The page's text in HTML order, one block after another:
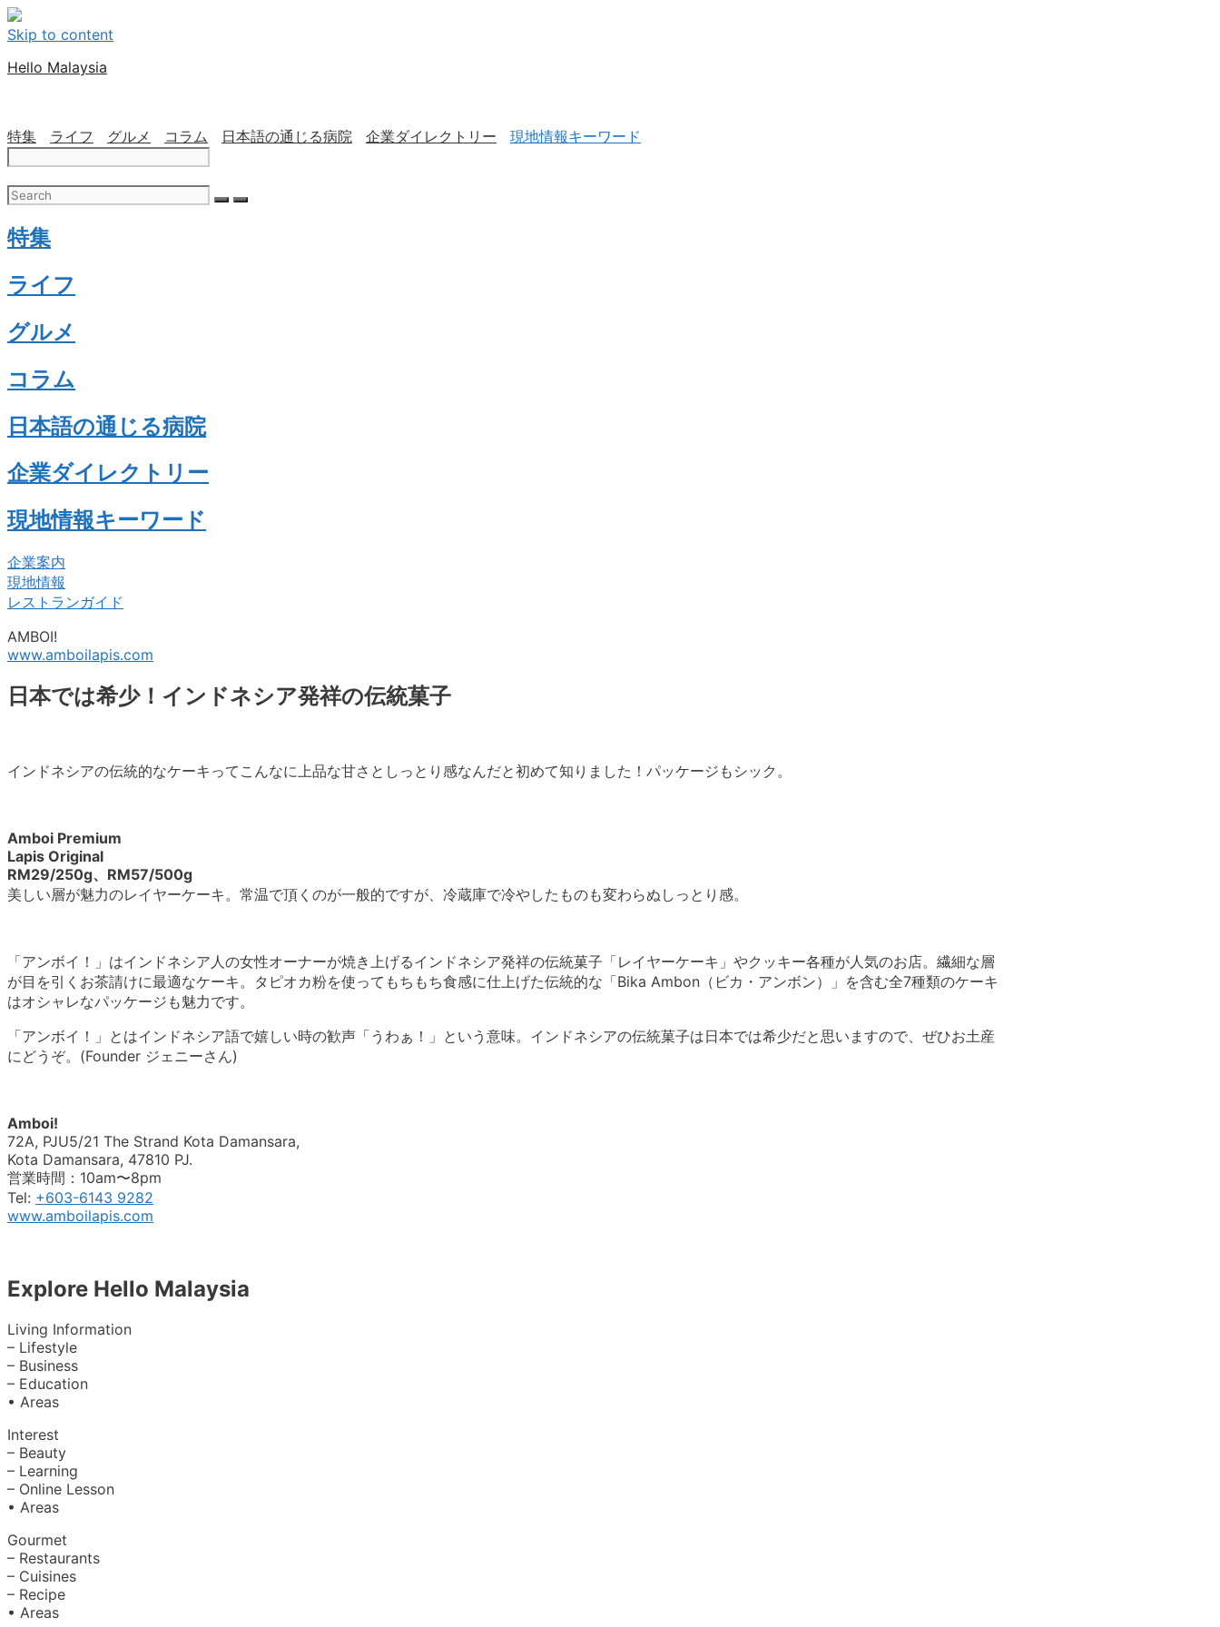
Skip to content
Hello Malaysia
特集 ライフ グルメ コラム 日本語の通じる病院 企業ダイレクトリー 現地情報キーワード
特集
ライフ
グルメ
コラム
日本語の通じる病院
企業ダイレクトリー
現地情報キーワード
企業案内
現地情報
レストランガイド
AMBOI!
www.amboilapis.com
日本では希少！インドネシア発祥の伝統菓子
インドネシアの伝統的なケーキってこんなに上品な甘さとしっとり感なんだと初めて知りました！パッケージもシック。
Amboi Premium
Lapis Original
RM29/250g、RM57/500g
美しい層が魅力のレイヤーケーキ。常温で頂くのが一般的ですが、冷蔵庫で冷やしたものも変わらぬしっとり感。
「アンボイ！」はインドネシア人の女性オーナーが焼き上げるインドネシア発祥の伝統菓子「レイヤーケーキ」やクッキー各種が人気のお店。繊細な層
が目を引くお茶請けに最適なケーキ。タピオカ粉を使ってもちもち食感に仕上げた伝統的な「Bika Ambon（ビカ・アンボン）」を含む全7種類のケーキ
はオシャレなパッケージも魅力です。
「アンボイ！」とはインドネシア語で嬉しい時の歓声「うわぁ！」という意味。インドネシアの伝統菓子は日本では希少だと思いますので、ぜひお土産
にどうぞ。(Founder ジェニーさん)
Amboi!
72A, PJU5/21 The Strand Kota Damansara,
Kota Damansara, 47810 PJ.
営業時間：10am〜8pm
Tel: +603-6143 9282
www.amboilapis.com
Explore Hello Malaysia
Living Information
– Lifestyle
– Business
– Education
• Areas
Interest
– Beauty
– Learning
– Online Lesson
• Areas
Gourmet
– Restaurants
– Cuisines
– Recipe
• Areas